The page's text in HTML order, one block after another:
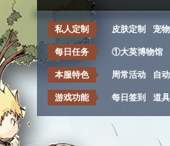
私人定制 皮肤定制 宠
每日任务 ①大英博物馆
本服特色 周常活动 自
游戏功能 每日签到 道